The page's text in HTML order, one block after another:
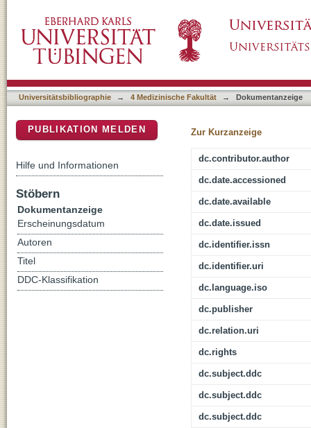
Universitätsbibliographie → 4 Medizinische Fakultät → Dokumentanzeige
Zur Kurzanzeige
dc.contributor.author
dc.date.accessioned
dc.date.available
dc.date.issued
dc.identifier.issn
dc.identifier.uri
dc.language.iso
dc.publisher
dc.relation.uri
dc.rights
dc.subject.ddc
dc.subject.ddc
dc.subject.ddc
PUBLIKATION MELDEN
Hilfe und Informationen
Stöbern
Dokumentanzeige
Erscheinungsdatum
Autoren
Titel
DDC-Klassifikation